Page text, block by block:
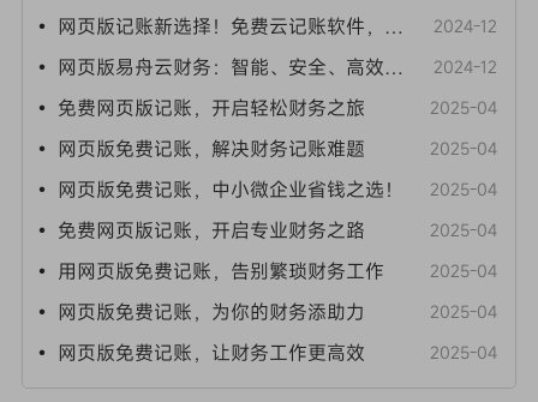
• 网页版记账新选择！免费云记账软件，让财务管理更轻松 2024-12
• 网页版易舟云财务：智能、安全、高效记账新体验 2024-12
• 免费网页版记账，开启轻松财务之旅 2025-04
• 网页版免费记账，解决财务记账难题 2025-04
• 网页版免费记账，中小微企业省钱之选！ 2025-04
• 免费网页版记账，开启专业财务之路 2025-04
• 用网页版免费记账，告别繁琐财务工作 2025-04
• 网页版免费记账，为你的财务添助力 2025-04
• 网页版免费记账，让财务工作更高效 2025-04